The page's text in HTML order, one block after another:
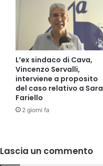
L’ex sindaco di Cava,
Vincenzo Servalli,
interviene a proposito
del caso relativo a Sara
Fariello
2 giorni fa
Lascia un commento